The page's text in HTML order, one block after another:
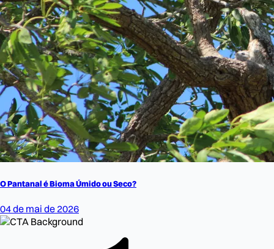
O Pantanal é Bioma Úmido ou Seco?
04 de mai de 2026